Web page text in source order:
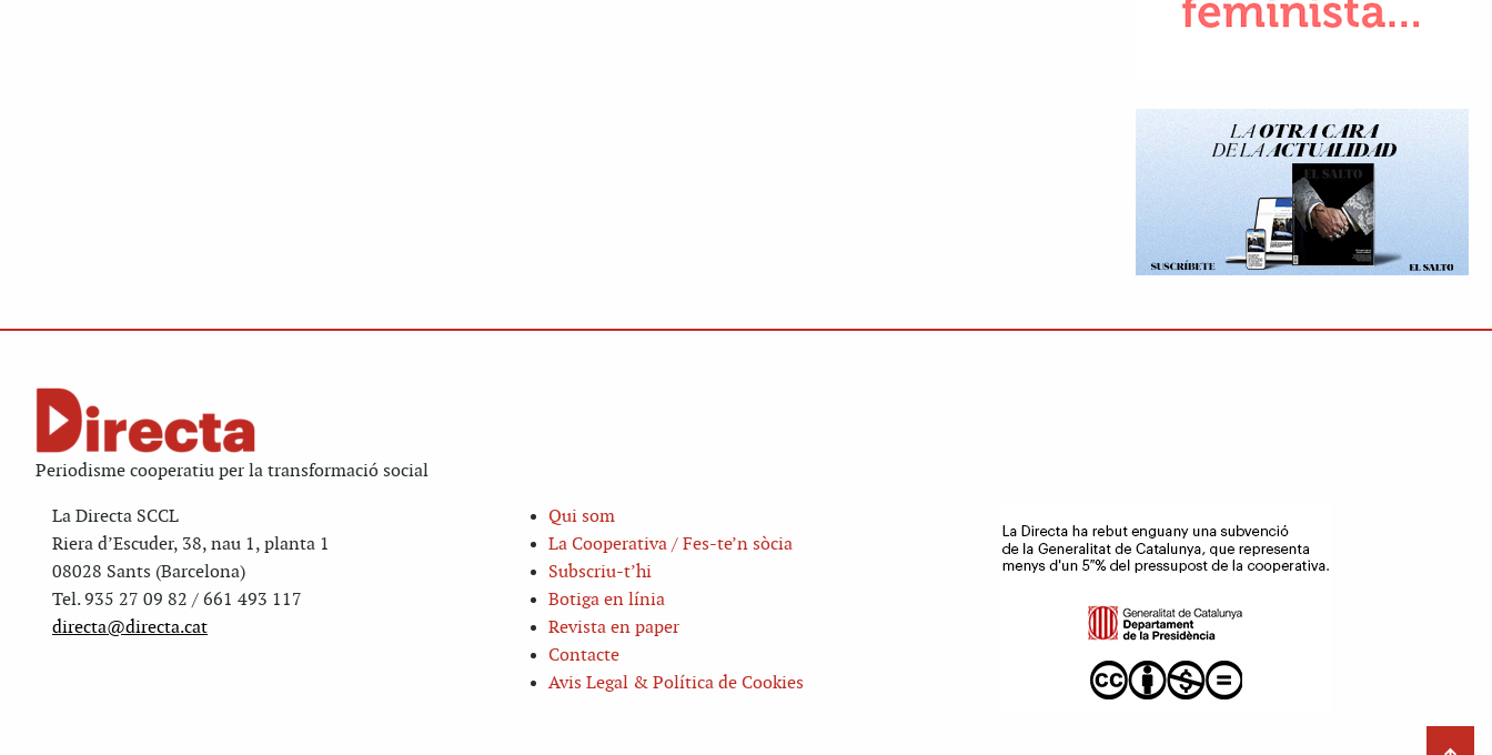
Periodisme cooperatiu per la transformació social
La Directa SCCL
Riera d’Escuder, 38, nau 1, planta 1
08028 Sants (Barcelona)
Tel. 935 27 09 82 / 661 493 117
directa@directa.cat
Qui som
La Cooperativa / Fes-te’n sòcia
Subscriu-t’hi
Botiga en línia
Revista en paper
Contacte
Avis Legal & Política de Cookies